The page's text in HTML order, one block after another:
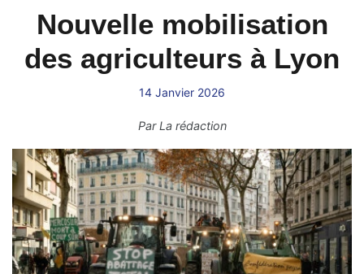
Nouvelle mobilisation
des agriculteurs à Lyon
14 Janvier 2026
ParLa rédaction